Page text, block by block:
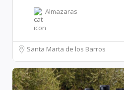
Almazaras
Santa Marta de los Barros